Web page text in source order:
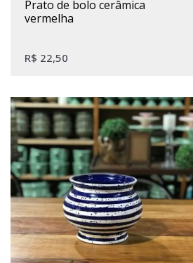
prato de bolo cerâmica
vermelha
R$ 22,50